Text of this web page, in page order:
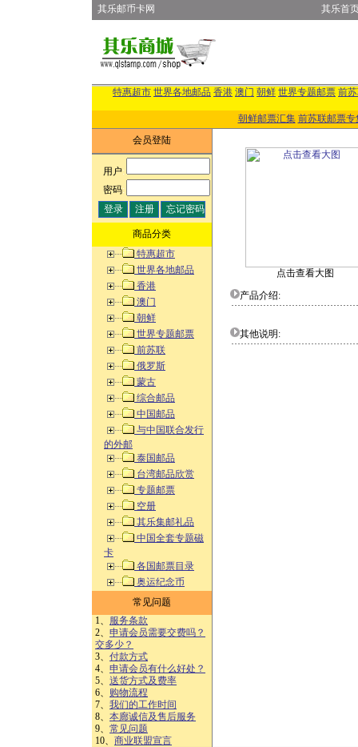
其乐邮币卡网 其乐首
特惠超市 世界各地邮品 香港 澳门 朝鲜 世界专题邮票 前
朝鲜邮票汇集 前苏联邮票专
会员登陆
用户:
密码:
商品分类
特惠超市
世界各地邮品
香港
澳门
朝鲜
世界专题邮票
前苏联
俄罗斯
蒙古
综合邮品
中国邮品
与中国联合发行
的外邮
泰国邮品
台湾邮品欣赏
专题邮票
空册
其乐集邮礼品
中国全套专题磁
卡
各国邮票目录
奥运纪念币
常见问题
1、 服务条款
2、 申请会员需要交费吗？
交多少？
3、 付款方式
4、 申请会员有什么好处？
5、 送货方式及费率
6、 购物流程
7、 我们的工作时间
8、 本廊诚信及售后服务
9、 常见问题
10、 商业联盟宣言
点击查看大图
产品介绍:
其他说明: